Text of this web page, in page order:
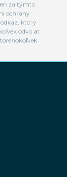
za týmto
ochrany
ktorý
odvolať